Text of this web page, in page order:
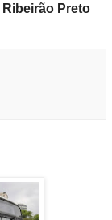
Ribeirão Preto